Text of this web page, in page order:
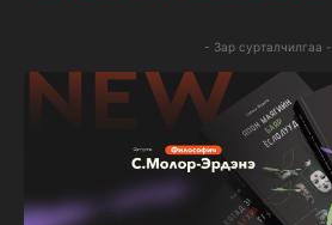
- Зар сурталчилгаа -